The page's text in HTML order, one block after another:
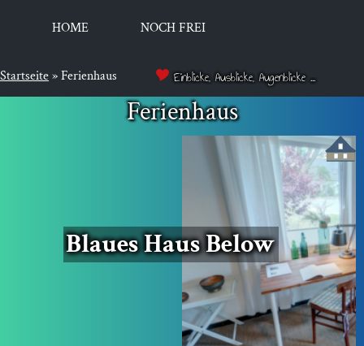
HOME NOCH FREI
Startseite»Ferienhaus Einblicke, Ausblicke, Augenblicke ...
Ferienhaus
Blau­es Haus Below